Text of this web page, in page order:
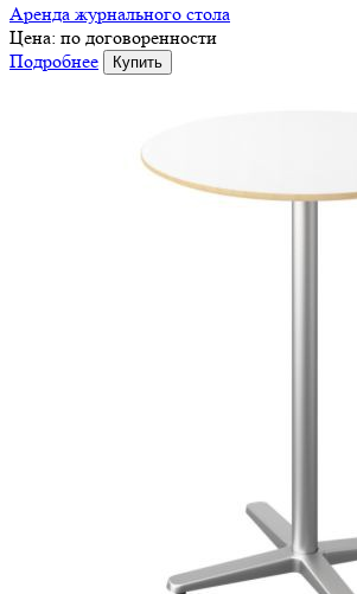
Аренда журнального стола
Цена: по договоренности
Подробнее
Купить